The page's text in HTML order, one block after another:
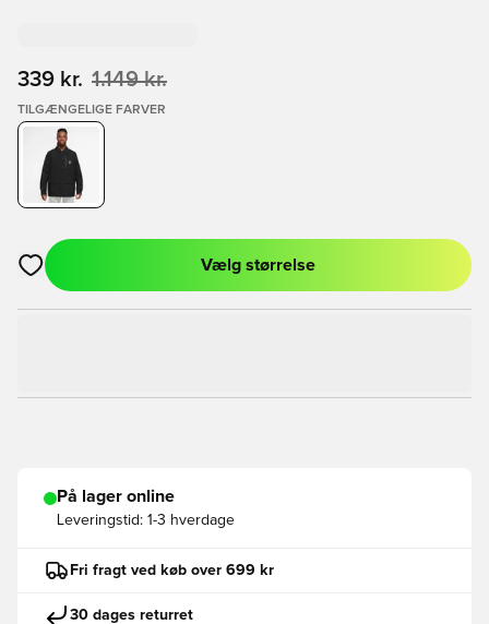
339 kr. 1.149 kr.
TILGÆNGELIGE FARVER
Åbner en Modal til at logge ind eller tilmelde dig som medlem
Vælg størrelse
På lager online
Leveringstid: 1-3 hverdage
Fri fragt ved køb over 699 kr
30 dages returret